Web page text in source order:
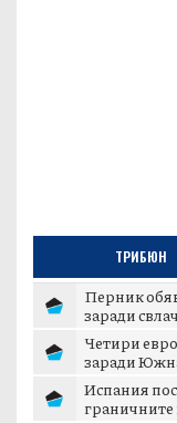
ТРИБЮН
Перник
заради
Четири
заради
Испания
граничните